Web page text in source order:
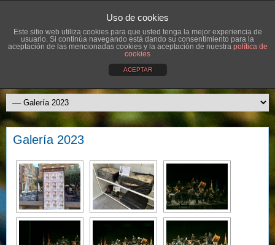
Galería 2023
Uso de cookies
Este sitio web utiliza cookies para que usted tenga la mejor experiencia de
usuario. Si continúa navegando está dando su consentimiento para la
aceptación de las mencionadas cookies y la aceptación de nuestra política de
cookies
ACEPTAR